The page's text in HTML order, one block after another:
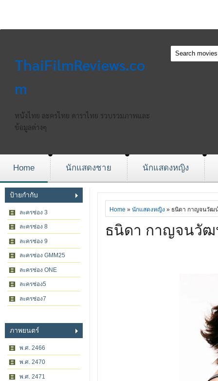
ThaiFilmReviews.co
m
หนังไทย ละครไทย ดาราไทย รวบรวมภาพและ
ข้อมูลต่างๆ
Home นักแสดงชาย นักแสดงหญิง
ป้ายกำกับ
ละครช่อง 3
ละครช่อง 8
ละครช่อง 9
ละครช่อง GMM25
ละครช่อง ONE
ละครช่อง5
ละครช่อง7
ภาพยนตร์
พ.ศ. 2466
พ.ศ. 2470
พ.ศ. 2471
Home » นักแสดงหญิง » ธนิดา กาญจนวัฒ
ธนิดา กาญจนวั